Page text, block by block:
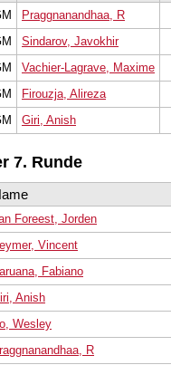
Praggnanandhaa, R
Sindarov, Javokhir
Vachier-Lagrave, Maxime
Firouzja, Alireza
Giri, Anish
7. Runde
Foreest, Jorden
Vincent
Fabiano
Anish
Wesley
R